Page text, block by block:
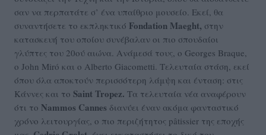
σαν να περπατάτε σ’ ένα υπαίθριο μουσείο. Εκεί, θα
συναντήσετε το εκπληκτικό Fondation Maeght, στην
κατασκευή του οποίου συνέβαλαν οι πιο σπουδαίοι
γλύπτες του 20ού αιώνα. Ανάμεσά τους, ο Georges Braque,
ο John Miró και ο Alberto Giacometti. Τελευταία στάση, εκεί
όπου όλα αποκτούν περισσότερη λάμψη και ένταση: στις
Κάννες και το Saint Tropez. Τα τελευταία νέα αναφέρουν
ότι το Nammos Cannes διανύει έναν ακόμα φανταστικό
χρόνο λειτουργίας, ο πιο περιζήτητος pâtissier της εποχής